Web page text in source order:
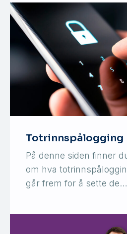
Totrinnspålogging
På denne siden finner
om hva
går frem for å sette de…